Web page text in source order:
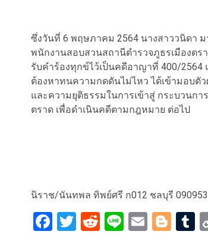
ซึ่งวันที่ 6 พฤษภาคม 2564 นางสาววนิดา
พนักงานสอบสวนสถานีตำรวจภูธรเมืองตร
รับคำร้องทุกข์ไว้เป็นคดีอาญาที่ 400/
ต้องหาทนความกดดันไม่ไหว ได้เข้ามอบตั
และความยุติธรรมในการเข้าสู่ กระบวนก
ตราด เพื่อดำเนินคดีตามกฎหมาย ต่อไป
นิราช/นันทพล ทิพย์ศรี ก012 ชลบุรี
Facebook
Twitter
Reddit
LineEmail